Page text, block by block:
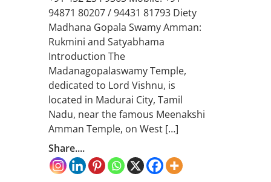
94871 80207 / 94431 81793 Diety
Madhana Gopala Swamy Amman:
Rukmini and Satyabhama
Introduction The
Madanagopalaswamy Temple,
dedicated to Lord Vishnu, is
located in Madurai City, Tamil
Nadu, near the famous Meenakshi
Amman Temple, on West […]
Share....